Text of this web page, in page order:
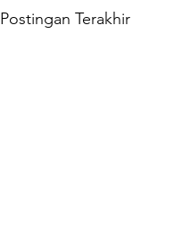
Postingan Terakhir